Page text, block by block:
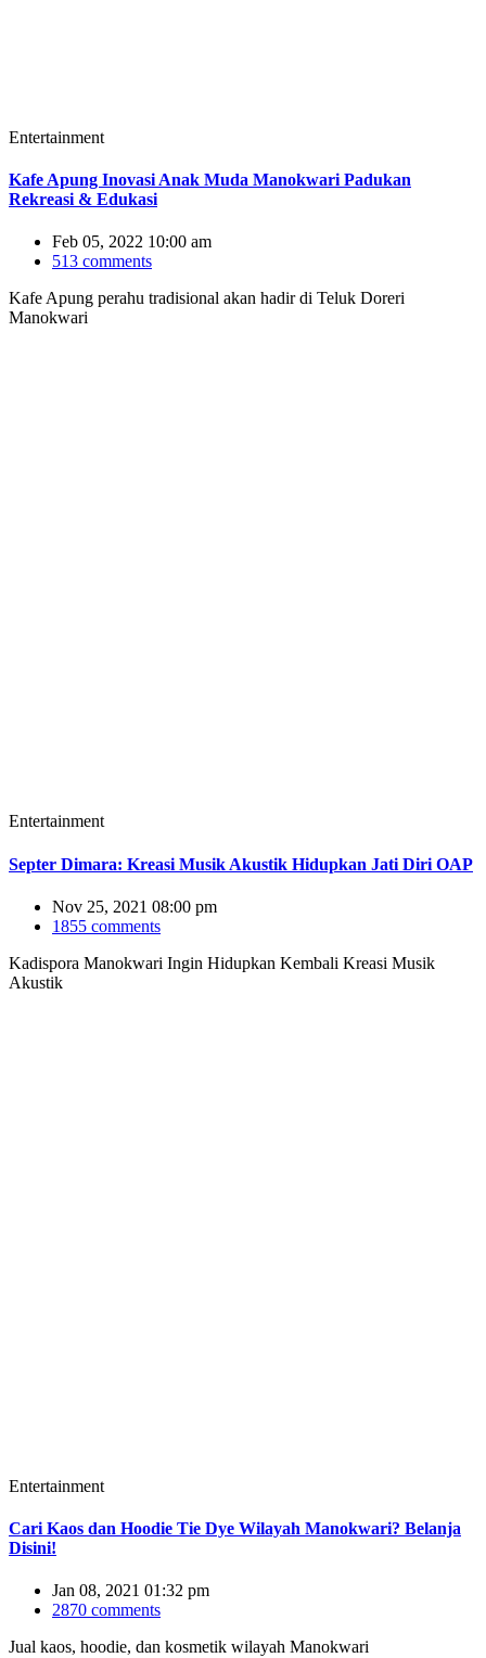
Entertainment
Kafe Apung Inovasi Anak Muda Manokwari Padukan
Rekreasi & Edukasi
Feb 05, 2022 10:00 am
513 comments
Kafe Apung perahu tradisional akan hadir di Teluk Doreri
Manokwari
Entertainment
Septer Dimara: Kreasi Musik Akustik Hidupkan Jati Diri OAP
Nov 25, 2021 08:00 pm
1855 comments
Kadispora Manokwari Ingin Hidupkan Kembali Kreasi Musik
Akustik
Entertainment
Cari Kaos dan Hoodie Tie Dye Wilayah Manokwari? Belanja
Disini!
Jan 08, 2021 01:32 pm
2870 comments
Jual kaos, hoodie, dan kosmetik wilayah Manokwari